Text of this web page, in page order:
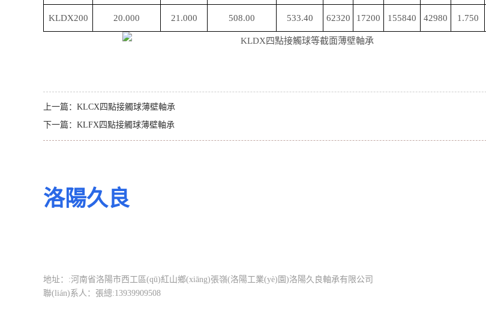
KLDX200 20.000 21.000 508.00 533.40 62320 17200 155840 42980 1.750
上一篇： KLCX四點接觸球薄壁軸承
下一篇： KLFX四點接觸球薄壁軸承
洛陽久良軸承有限公司
地址：:河南省洛陽市西工區(qū)紅山鄉(xiāng)張嶺(洛陽工業(yè)園)洛陽久良軸承有限公司
聯(lián)系人：張總:13939909508